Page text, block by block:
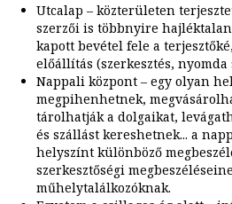
Utcalap – közterületen
szerzői is többnyire
kapott bevétel fele a
előállítás (szerkesztés,
Nappali központ – egy olyan
megpihenhetnek,
tárolhatják a dolgaikat,
és szállást kereshetnek... a
helyszínt különböző
szerkesztőségi
műhelytalálkozóknak.